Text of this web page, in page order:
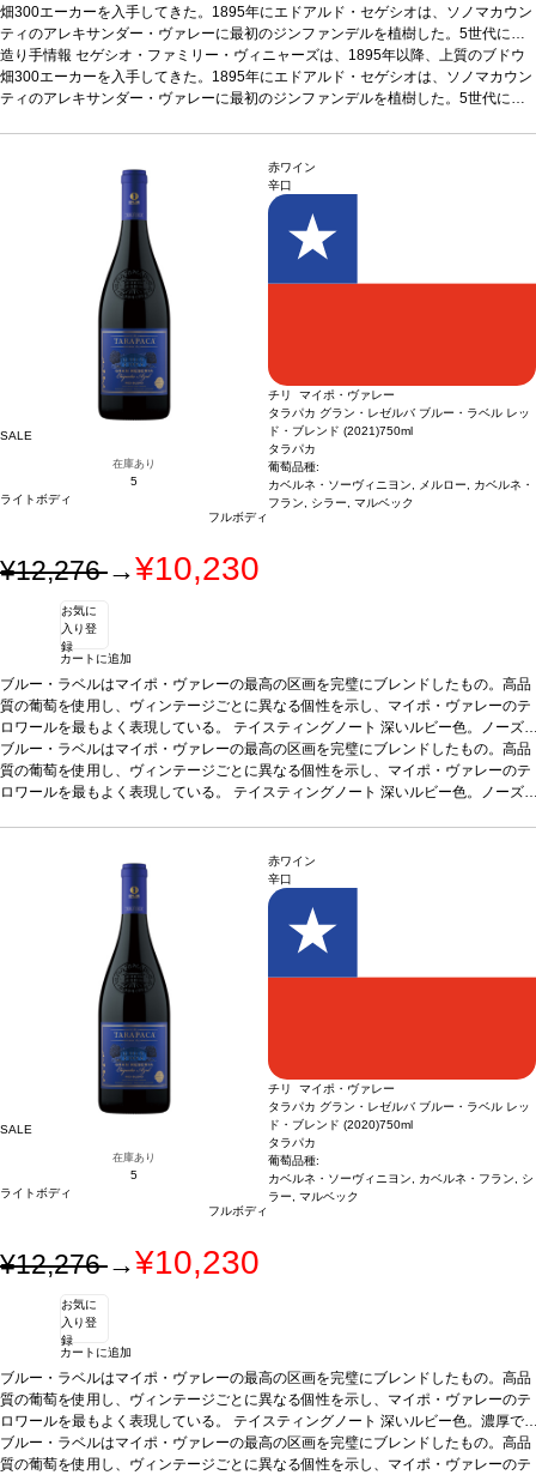
畑300エーカーを入手してきた。1895年にエドアルド・セゲシオは、ソノマカウン
ティのアレキサンダー・ヴァレーに最初のジンファンデルを植樹した。5世代に渡
るセゲシオワインメーカーと栽培家によって、それぞれの区画は環境や特徴に合わ
せて選ばれた。テイスティングノート五感を刺激する美味しい一本。口に含むと
土やスパイス、ブラックチェリーの果実味、そして塩味やうま味を想起させる香ば
豊かな特徴に魅了される。ミッドパレットにはストラクチャーを持つタンニンが残
り、口当たりと骨格に貢献している。しっかりとしたタンニンに、長く満足のいく
後味が続く、記憶に残るような素晴らしい逸品。
ルサ・ヴェルデを添えたポークチョップのグリル、熟成ゴーダチーズ
0％ジンファンデル
認証
*本ヴィンテージが在庫切れの場合、在庫があ
り価格が同様の場合は自動的に次のヴィンテージに変更されます、ご了承くださ
造り手情報 セゲシオ・ファミリー・ヴィニャーズは、1895年以降、上質のブドウ
畑300エーカーを入手してきた。1895年にエドアルド・セゲシオは、ソノマカウン
ティのアレキサンダー・ヴァレーに最初のジンファンデルを植樹した。5世代に渡
土やスパイス、ブラックチェリーの果実味、そして塩味やうま味を想起させる香ば
しさなど、複雑な風味が広がる。フレンチオークのトーストの特徴が、さらなる深
みと複雑さを与えている。たっぷりとした果実の風味がはじけ、その大胆で果実味
豊かな特徴に魅了される。ミッドパレットにはストラクチャーを持つタンニンが残
り、口当たりと骨格に貢献している。しっかりとしたタンニンに、長く満足のいく
後味が続く、記憶に残るような素晴らしい逸品。
ルサ・ヴェルデを添えたポークチョップのグリル、熟成ゴーダチーズ
0％ジンファンデル
CWSA認証
り価格が同様の場合は自動的に次のヴィンテージに変更されます、ご了承くださ
SALE
在庫あり
5
ライトボディ
フルボディ
赤ワイン
辛口
チリ マイポ・ヴァレー
タラパカ グラン・レゼルバ ブルー・ラベル レッ
ド・ブレンド (2021)750ml
タラパカ
葡萄品種:
カベルネ・ソーヴィニヨン, メルロー, カベルネ・
フラン, シラー, マルベック
¥12,276→¥10,230
お気に
入り登
録
カートに追加
ブルー・ラベルはマイポ・ヴァレーの最高の区画を完璧にブレンドしたもの。高品
質の葡萄を使用し、ヴィンテージごとに異なる個性を示し、マイポ・ヴァレーのテ
ロワールを最もよく表現している。 テイスティングノート 深いルビー色。ノーズ
は凝縮していて複雑さを示し、エレガントでフルーティ。イチゴやベリーのような
赤果実、カシス、ブラックベリー、プラムのような黒果実と、胡椒やディルのよう
なスパイスの幅広い芳醇な味わいを持つ。フルーティーで多様なアロマの後に、オ
ェリーとチョコレートの風味に、エレガントでフレッシュな長い余韻の後味が続
赤身肉、グリル野菜、シャルキュトリ、熟成チーズ、豆類
78% カベルネ・ソーヴィニヨン、13% プティ・ヴェルド、4% マルベック、4% メ
ルロー、1% カベルネ・フラン
チリ：サステナブル認証
*本ヴィンテージが在庫切れの場合、在庫があり価格が同様の場合は自動的に次の
ヴィンテージに変更されます、ご了承ください。
ブルー・ラベルはマイポ・ヴァレーの最高の区画を完璧にブレンドしたもの。高品
質の葡萄を使用し、ヴィンテージごとに異なる個性を示し、マイポ・ヴァレーのテ
ロワールを最もよく表現している。 テイスティングノート 深いルビー色。ノーズ
なスパイスの幅広い芳醇な味わいを持つ。フルーティーで多様なアロマの後に、オ
ーク樽熟成によるバニラ、ダークチョコレート、ココナッツの層が重なる。心地よ
い酸味と繊細で均整のとれた骨格のあるタンニンが感じられる、爽やかな一本。チ
ェリーとチョコレートの風味に、エレガントでフレッシュな長い余韻の後味が続
赤身肉、グリル野菜、シャルキュトリ、熟成チーズ、豆類
78% カベルネ・ソーヴィニヨン、13% プティ・ヴェルド、4% マルベック、4% メ
ルロー、1% カベルネ・フラン
SALE
在庫あり
5
ライトボディ
フルボディ
赤ワイン
辛口
チリ マイポ・ヴァレー
タラパカ グラン・レゼルバ ブルー・ラベル レッ
ド・ブレンド (2020)750ml
タラパカ
葡萄品種:
カベルネ・ソーヴィニヨン, カベルネ・フラン, シ
ラー, マルベック
¥12,276→¥10,230
お気に
入り登
録
カートに追加
ブルー・ラベルはマイポ・ヴァレーの最高の区画を完璧にブレンドしたもの。高品
質の葡萄を使用し、ヴィンテージごとに異なる個性を示し、マイポ・ヴァレーのテ
ロワールを最もよく表現している。 テイスティングノート 深いルビー色。濃厚で
エレガント、フルーティーで凝縮した、複雑なノーズを示す。イチゴやベリーなど
の赤果実の幅広い芳香に、カシス、ブラックベリー、プラムなどの黒果実が加わ
*本ヴィンテージが在庫切れの場合、在庫があり価格が同様の場合は自動的に次の
ヴィンテージに変更されます、ご了承ください。
ブルー・ラベルはマイポ・ヴァレーの最高の区画を完璧にブレンドしたもの。高品
質の葡萄を使用し、ヴィンテージごとに異なる個性を示し、マイポ・ヴァレーのテ